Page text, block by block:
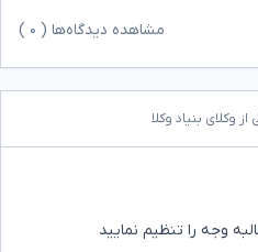
مشاهده دیدگاه‌ها ( ۰
وکلای بنیاد وکلا
وجه را تنظیم نمایید